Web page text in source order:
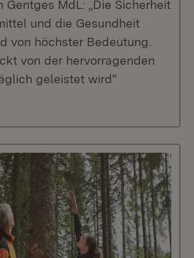
Gentges MdL: „Die Sicherheit
und die Gesundheit
von höchster Bedeutung.
von der hervorragenden
geleistet wird“